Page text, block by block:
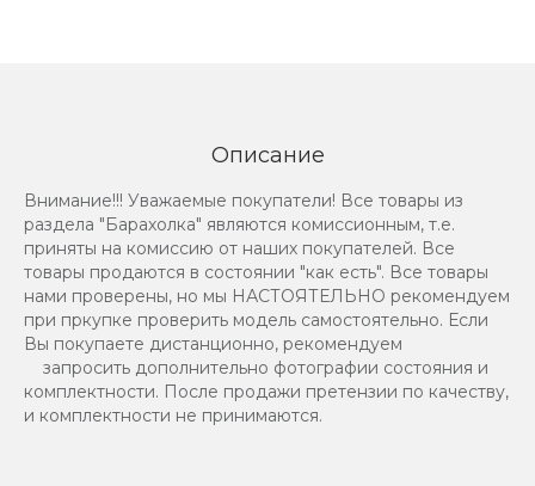
Описание
Внимание!!! Уважаемые покупатели! Все товары из
раздела "Барахолка" являются комиссионным, т.е.
приняты на комиссию от наших покупателей. Все
товары продаются в состоянии "как есть". Все товары
нами проверены, но мы НАСТОЯТЕЛЬНО рекомендуем
при пркупке проверить модель самостоятельно. Если
Вы покупаете дистанционно, рекомендуем
запросить дополнительно фотографии состояния и
комплектности. После продажи претензии по качеству,
и комплектности не принимаются.